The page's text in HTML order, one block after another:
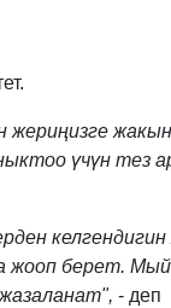
жериңизге жакын
үчүн тез
жооп берет.
- деп